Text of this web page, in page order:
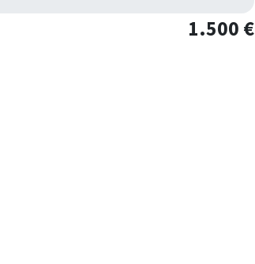
1.500 €